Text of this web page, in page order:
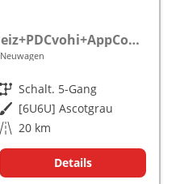
95PS Climatronic+Sitzheiz+PDCvohi+AppConnect+Side+TravelAssist+ACC
Neuwagen
Getriebe Schalt. 5-Gang
Außenfarbe [6U6U] Ascotgrau
Kilometerstand 20 km
Details